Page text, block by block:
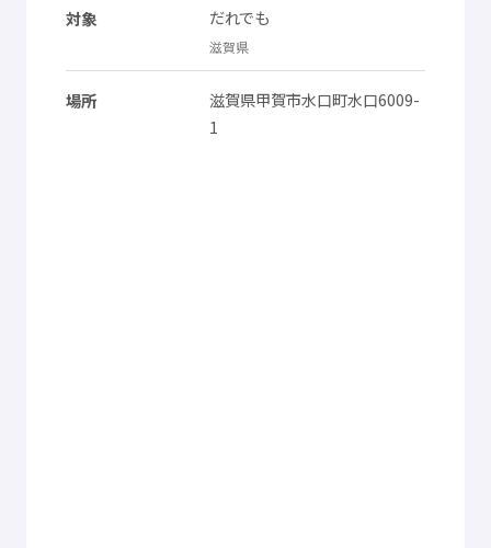
対象 だれでも
滋賀県
場所 滋賀県甲賀市水口町水口6009-
1